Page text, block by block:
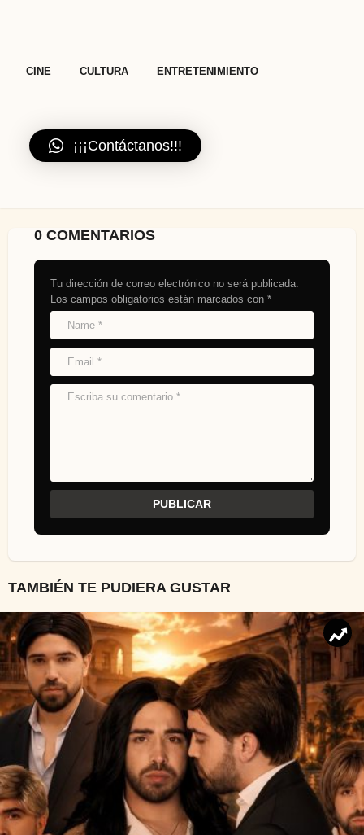
CINE CULTURA ENTRETENIMIENTO
¡¡¡Contáctanos!!!
0 COMENTARIOS
Tu dirección de correo electrónico no será publicada.
Los campos obligatorios están marcados con *
TAMBIÉN TE PUDIERA GUSTAR